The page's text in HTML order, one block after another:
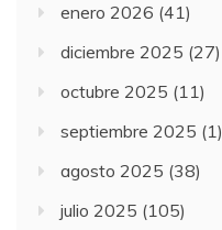
enero 2026 (41)
diciembre 2025 (27)
octubre 2025 (11)
septiembre 2025 (1)
agosto 2025 (38)
julio 2025 (105)